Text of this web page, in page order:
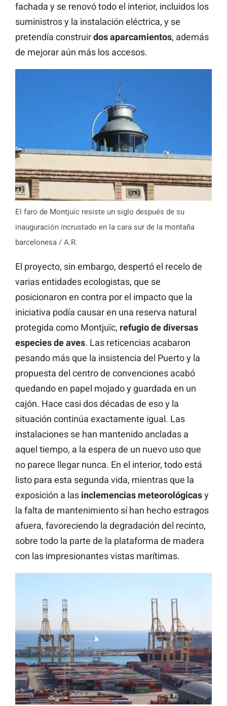
fachada y se renovó todo el interior, incluidos los
suministros y la instalación eléctrica, y se
pretendía construirdosaparcamientos, además
de mejorar aún más los accesos.
El faro de Montjuïc resiste un siglo después de su
inauguración incrustado en la cara sur de la montaña
barcelonesa / A.R.
El proyecto, sin embargo, despertó el recelo de
varias entidades ecologistas, que se
posicionaron en contra por el impacto que la
iniciativa podía causar en una reserva natural
protegida como Montjuïc, refugio de diversas
especies de aves. Las reticencias acabaron
pesando más que la insistencia del Puerto y la
propuesta del centro de convenciones acabó
quedando en papel mojado y guardada en un
cajón. Hace casi dos décadas de eso y la
situación continúa exactamente igual. Las
instalaciones se han mantenido ancladas a
aquel tiempo, a la espera de un nuevo uso que
no parece llegar nunca. En el interior, todo está
listo para esta segunda vida, mientras que la
exposición a las inclemencias meteorológicasy
la falta de mantenimiento sí han hecho estragos
afuera, favoreciendo la degradación del recinto,
sobre todo la parte de la plataforma de madera
con las impresionantes vistas marítimas.